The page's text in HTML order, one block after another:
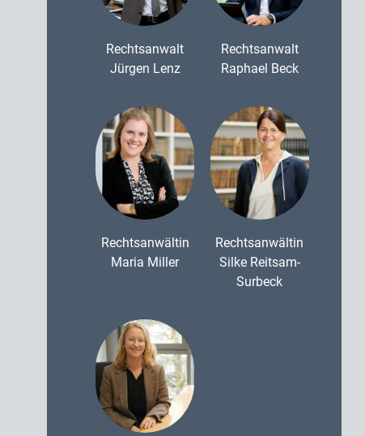
Rechtsanwalt
Jürgen Lenz
Rechtsanwalt
Raphael Beck
Rechtsanwältin
Maria Miller
Rechtsanwältin
Silke Reitsam-
Surbeck